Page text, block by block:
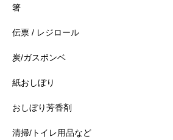
箸
伝票 / レジロール
炭/ガスボンベ
紙おしぼり
おしぼり芳香剤
清掃/トイレ用品など